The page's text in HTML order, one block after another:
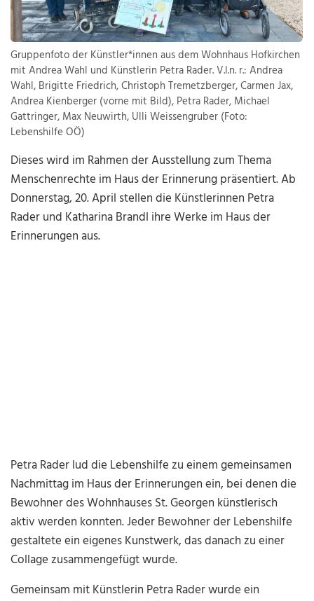
Gruppenfoto der Künstler*innen aus dem Wohnhaus Hofkirchen
mit Andrea Wahl und Künstlerin Petra Rader. V.l.n. r.: Andrea
Wahl, Brigitte Friedrich, Christoph Tremetzberger, Carmen Jax,
Andrea Kienberger (vorne mit Bild), Petra Rader, Michael
Gattringer, Max Neuwirth, Ulli Weissengruber (Foto:
Lebenshilfe OÖ)
Dieses wird im Rahmen der Ausstellung zum Thema
Menschenrechte im Haus der Erinnerung präsentiert. Ab
Donnerstag, 20. April stellen die Künstlerinnen Petra
Rader und Katharina Brandl ihre Werke im Haus der
Erinnerungen aus.
Petra Rader lud die Lebenshilfe zu einem gemeinsamen
Nachmittag im Haus der Erinnerungen ein, bei denen die
Bewohner des Wohnhauses St. Georgen künstlerisch
aktiv werden konnten. Jeder Bewohner der Lebenshilfe
gestaltete ein eigenes Kunstwerk, das danach zu einer
Collage zusammengefügt wurde.
Gemeinsam mit Künstlerin Petra Rader wurde ein